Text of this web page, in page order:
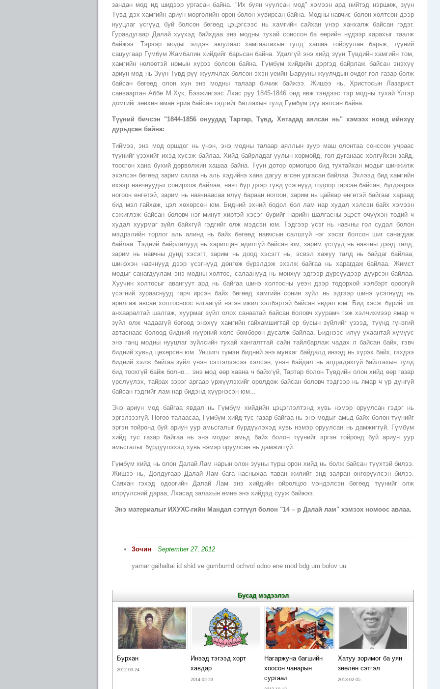
зандан мод ид шидээр ургасан байна. "Их буян чуулсан мод" хэмээн ард нийтэд нэршиж, зүүн
Түвд дэх хамгийн ариун мөргөлийн орон болон хувирсан байна. Модны навчис болон холтсон дээр
нууцлаг үсгүүд буй болсон бөгөөд цэцэгсээс нь хамгийн сайхан үнэр ханхалж байсан гэдэг.
Гуравдугаар Далай хүүхэд байхдаа энэ модны тухай сонссон ба өөрийн нүдээр харахыг таалж
байжээ. Тэрээр модыг элдэв аюулаас хамгаалахын тулд хашаа тойруулан барьж, түүний
сацуугаар Гүмбүм Жамбалин хийдийг барьсан байна. Удалгүй энэ хийд зүүн Түвдийн хамгийн том,
хамгийн нөлөөтэй номын хүрээ болсон байна. Гүмбүм хийдийн дэргэд байрлаж байсан энэхүү
ариун мод нь Зүүн Түвд рүү жуулчлах болсон эхэн үеийн Барууны жуулчдын очдог гол газар болж
байсан бөгөөд олон хүн энэ модны талаар бичиж байжээ. Жишээ нь, Xристосын Лазарист
санваартан Аббе М.Хүк, Бээжингээс Лхас руу 1845-1846 онд явж тэндээс тэр модны тухай Үлгэр
домгийг зөвхөн аман яриа байсан гэдгийг батлахын тулд Гүмбүм рүү аялсан байна.
Түүний бичсэн "1844-1856 онуудад Тартар, Түвд, Хятадад аялсан нь" хэмээх номд ийнхүү
дурьдсан байна:
Тиймээ, энэ мод оршдог нь үнэн, энэ модны талаар аяллын зуур маш олонтаа сонссон учраас
түүнийг үзэхийг ихэд хүсэж байлаа. Хийд байрладаг уулын хормойд, гол дуганаас холгүйхэн зайд,
тоосгон хана бүхий дөрвөлжин хашаа байна. Түүн дотор ормогцоо бид тухтайхан модыг шинжилж
эхэлсэн бөгөөд зарим салаа нь аль хэдийнэ хана дагуу өгсөн ургасан байлаа. Эхлээд бид хамгийн
ихээр навчнуудыг сонирхож байлаа, навч бүр дээр түвд үсэгнүүд тодоор гарсан байсан, бүгдээрээ
ногоон өнгөтэй, зарим нь навчнаасаа илүү бараан ногоон, зарим нь цайвар өнгөтэй байгааг хараад
бид мэл гайхаж, цэл хөхөрсөн юм. Бидний эхний бодол бол лам нар худал хэлсэн байх хэмээн
сэжиглэж байсан боловч нэг минут хиртэй хэсэг бүрийг нарийн шалгасны эцэст өчүүхэн төдий ч
худал хуурмаг зүйл байхгүй гэдгийг олж мэдсэн юм. Тэдгээр үсэг нь навчны гол судал болон
мэдрэлийн торлог аль алинд нь байх бөгөөд навчсын салшгүй нэг хэсэг болсон шиг санагдаж
байлаа. Тэдний байрлалууд нь харилцан адилгүй байсан юм, зарим үсгүүд нь навчны дээд талд,
зарим нь навчны дунд хэсэгт, зарим нь доод хэсэгт нь, эсвэл хажуу талд нь байдаг байлаа,
шинэхэн навчнууд дээр үсэгнүүд дөнгөж бүрэлдэж эхэлж байгаа нь харагдаж байлаа. Жимст
модыг санагдуулам энэ модны холтос, салаанууд нь мөнхүү эдгээр дүрсүүдээр дүүрсэн байлаа.
Хуучин холтосыг авангуут ард нь байгаа шинэ холтосны үеэн дээр тодорхой хэлбэрт ороогүй
үсэгний зурааснууд гарч ирсэн байх бөгөөд хамгийн сонин зүйл нь эдгээр шинэ үсэгнүүд нь
арилгаж авсан холтосноос ялгаагүй нэгэн ижил хэлбэртэй байсан явдал юм. Бид хэсэг бүрийг их
анхааралтай шалгаж, хуурмаг зүйл олох санаатай байсан боловч хуурамч гэж хэлчихмээр ямар ч
зүйл олж чадаагүй бөгөөд энэхүү хамгийн гайхамшигтай ер бусын зүйлийг үзээд, түүнд гүнзгий
автаснаас болоод бидний нүүрний хөлс бөмбөрөн дусалж байлаа. Биднээс илүү ухаантай хүмүүс
энэ ганц модны нууцлаг зүйлсийн тухай хангалттай сайн тайлбарлаж чадах л байсан байх, гэвч
бидний хувьд цөхөрсөн юм. Уншигч түмэн бидний энэ мунхаг байдалд инээд нь хүрэх байх, гэхдээ
бидний хэлж байгаа зүйл үнэн сэтгэлээсээ хэлсэн, үнэн байдал нь алдагдахгүй байлгахын тулд
бид тоохгүй байж болно... энэ мод өөр хаана ч байхгүй, Тартар болон Түвдийн олон хийд өөр газар
үрслүүлэх, тайрах зэрэг аргаар үржүүлэхийг оролдож байсан боловч тэдгээр нь ямар ч үр дүнгүй
байсан гэдгийг лам нар бидэнд хүүрнэсэн юм...
Энэ ариун мод байгаа явдал нь Гүмбүм хийдийн цэцэглэлтэнд хувь нэмэр оруулсан гэдэг нь
эргэлзээгүй. Нөгөө талаасаа, Гүмбүм хийд тус газар байгаа нь энэ модыг амьд байх болон түүнийг
эргэн тойронд буй ариун уур амьсгалыг бүрдүүлэхэд хувь нэмэр оруулсан нь дамжиггүй. Гүмбүм
хийд тус газар байгаа нь энэ модыг амьд байх болон түүнийг эргэн тойронд буй ариун уур
амьсгалыг бүрдүүлэхэд хувь нэмэр оруулсан нь дамжиггүй.
Гүмбүм хийд нь олон Далай Лам нарын олон зууны турш орон хийд нь болж байсан түүхтэй билээ.
Жишээ нь, Долдугаар Далай Лам бага насныхаа таван жилийг энд залран өнгөрүүлсэн билээ.
Саяхан гэхэд одоогийн Далай Лам энэ хийдийн ойролцоо мэндэлсэн бөгөөд түүнийг олж
илрүүлсний дараа, Лхасад залахын өмнө энэ хийдэд сууж байжээ.
Энэ материалыг ИХУХС-гийн Мандал сэтгүүл болон "14 – р Далай лам" хэмээх номоос авлаа.
Зочин September 27, 2012
yamar gaihaltai id shid ve gumbumd ochvol odoo ene mod bdg um bolov uu
Бусад мэдээлэл
Бурхан
2012-03-24
Инээд тэгээд хорт
хавдар
2014-02-23
Нагаржуна багшийн
хоосон чанарын
сургаал
Хатуу зоримог ба уян
зөөлөн сэтгэл
2013-02-05